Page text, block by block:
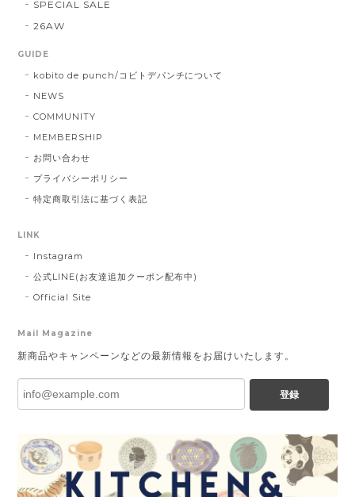
SPECIAL SALE
26AW
GUIDE
kobito de punch/コビトデパンチについて
NEWS
COMMUNITY
MEMBERSHIP
お問い合わせ
プライバシーポリシー
特定商取引法に基づく表記
LINK
Instagram
公式LINE(お友達追加クーポン配布中)
Official Site
Mail Magazine
新商品やキャンペーンなどの最新情報をお届けいたします。
登録